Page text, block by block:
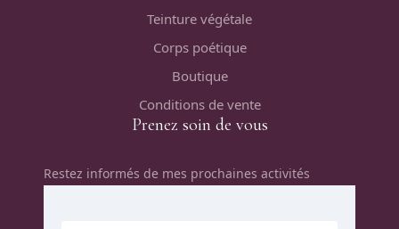
Teinture végétale
Corps poétique
Boutique
Conditions de vente
Prenez soin de vous
Restez informés de mes prochaines activités